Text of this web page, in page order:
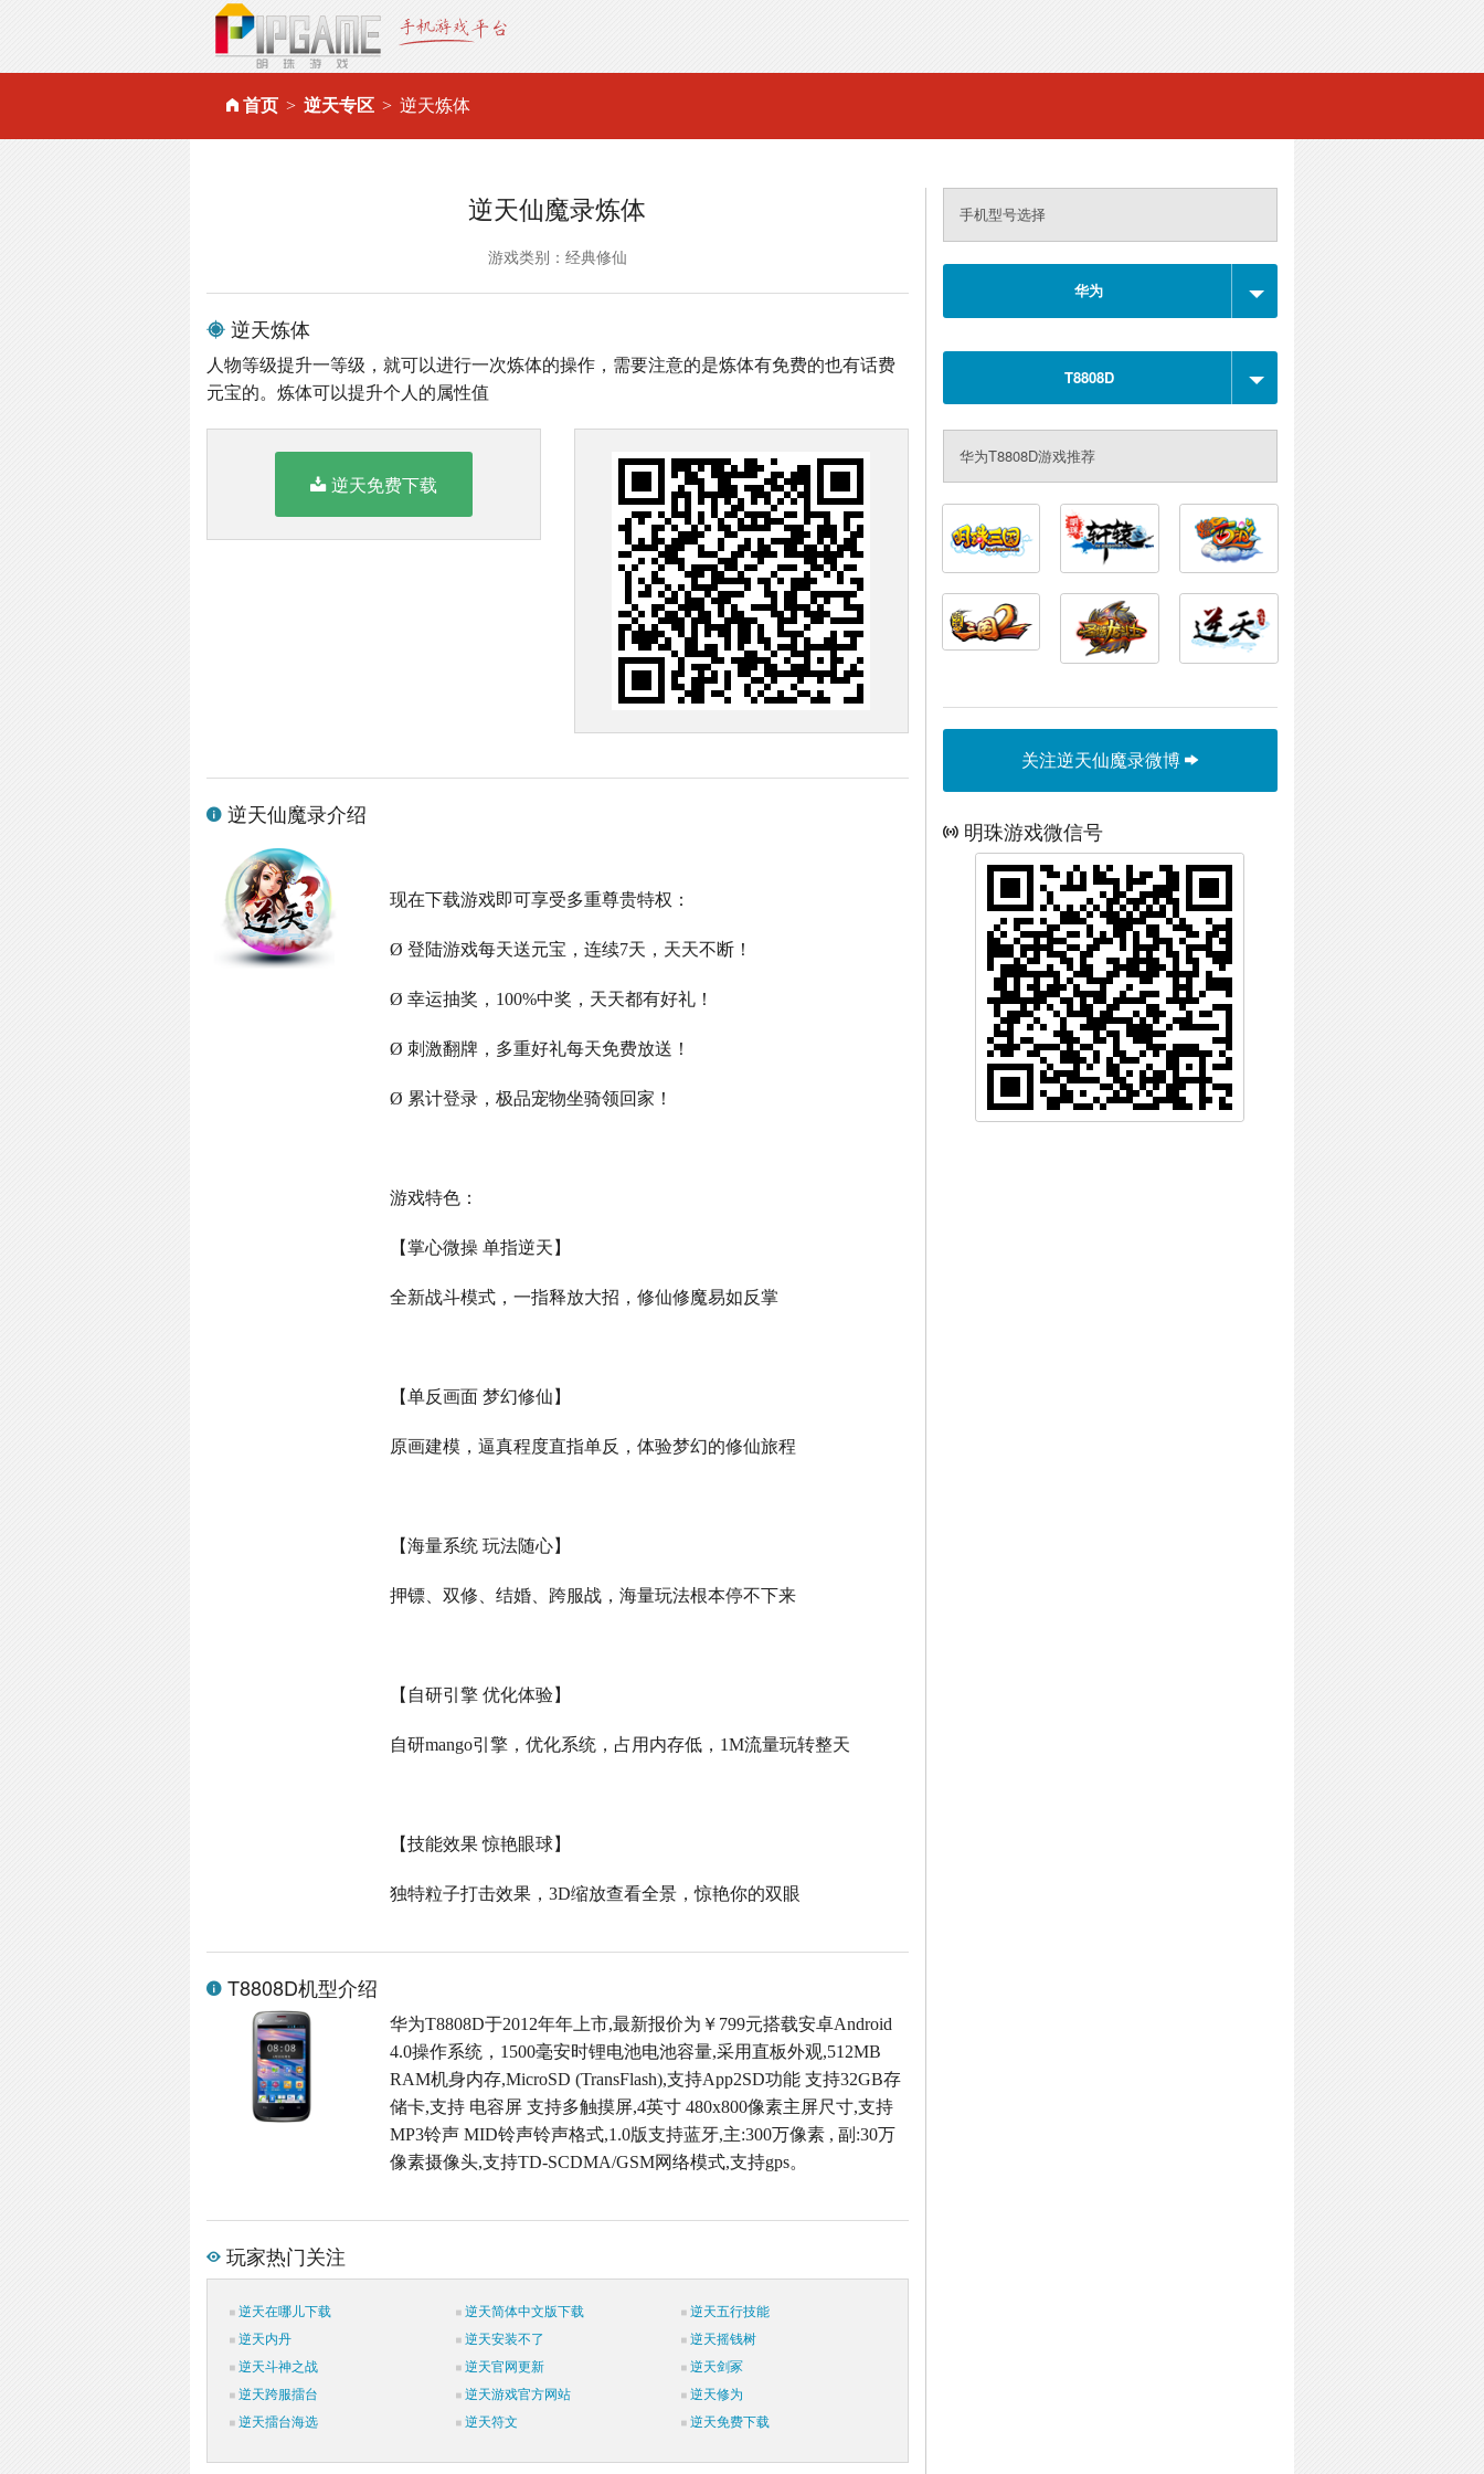
首页 逆天专区 逆天炼体
逆天仙魔录炼体
游戏类别：经典修仙
逆天炼体
人物等级提升一等级，就可以进行一次炼体的操作，需要注意的是炼体有免费的也有话费
元宝的。炼体可以提升个人的属性值
逆天免费下载
逆天仙魔录介绍
现在下载游戏即可享受多重尊贵特权：
Ø 登陆游戏每天送元宝，连续7天，天天不断！
Ø 幸运抽奖，100%中奖，天天都有好礼！
Ø 刺激翻牌，多重好礼每天免费放送！
Ø 累计登录，极品宠物坐骑领回家！
游戏特色：
【掌心微操 单指逆天】
全新战斗模式，一指释放大招，修仙修魔易如反掌
【单反画面 梦幻修仙】
原画建模，逼真程度直指单反，体验梦幻的修仙旅程
【海量系统 玩法随心】
押镖、双修、结婚、跨服战，海量玩法根本停不下来
【自研引擎 优化体验】
自研mango引擎，优化系统，占用内存低， 1M流量玩转整天
【技能效果 惊艳眼球】
独特粒子打击效果，3D缩放查看全景，惊艳你的双眼
T8808D机型介绍
华为T8808D于2012年年上市,最新报价为￥799元搭载安卓Android
4.0操作系统，1500毫安时锂电池电池容量,采用直板外观,512MB
RAM机身内存,MicroSD (TransFlash),支持App2SD功能 支持32GB存
储卡,支持 电容屏 支持多触摸屏,4英寸 480x800像素主屏尺寸,支持
MP3铃声 MID铃声铃声格式,1.0版支持蓝牙,主:300万像素 , 副:30万
像素摄像头,支持TD-SCDMA/GSM网络模式,支持gps。
玩家热门关注
逆天在哪儿下载 逆天简体中文版下载
逆天五行技能
逆天内丹
逆天安装不了
逆天摇钱树
逆天斗神之战
逆天官网更新
逆天剑冢
逆天跨服擂台
逆天游戏官方网站
逆天修为
逆天擂台海选
逆天符文 逆天免费下载
手机型号选择
华为
T8808D
华为T8808D游戏推荐
关注逆天仙魔录微博
明珠游戏微信号